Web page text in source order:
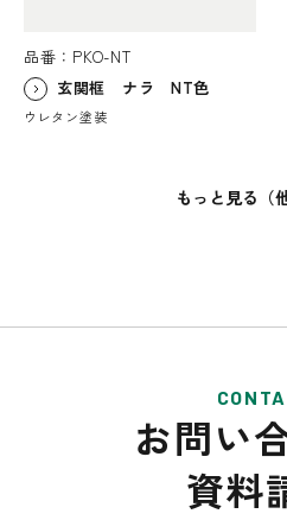
品番：PKO-NT
玄関框 ナラ NT色
ウレタン塗装
もっと見る（
お問い
資料